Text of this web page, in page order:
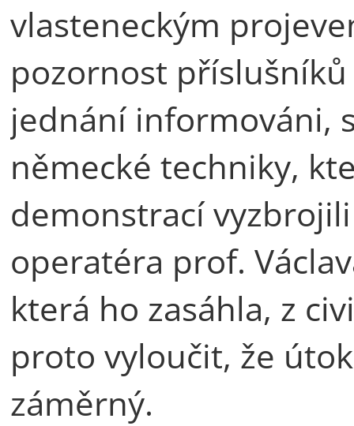
vlasteneckým
pozornost
jednání informováni,
německé techniky,
demonstrací
operatéra prof.
která ho zasáhla, z
proto vyloučit, že
záměrný.